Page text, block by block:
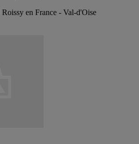
en France - Val-d'Oise